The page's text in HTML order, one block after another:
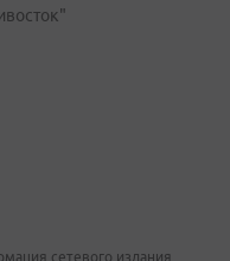
сетевого издания